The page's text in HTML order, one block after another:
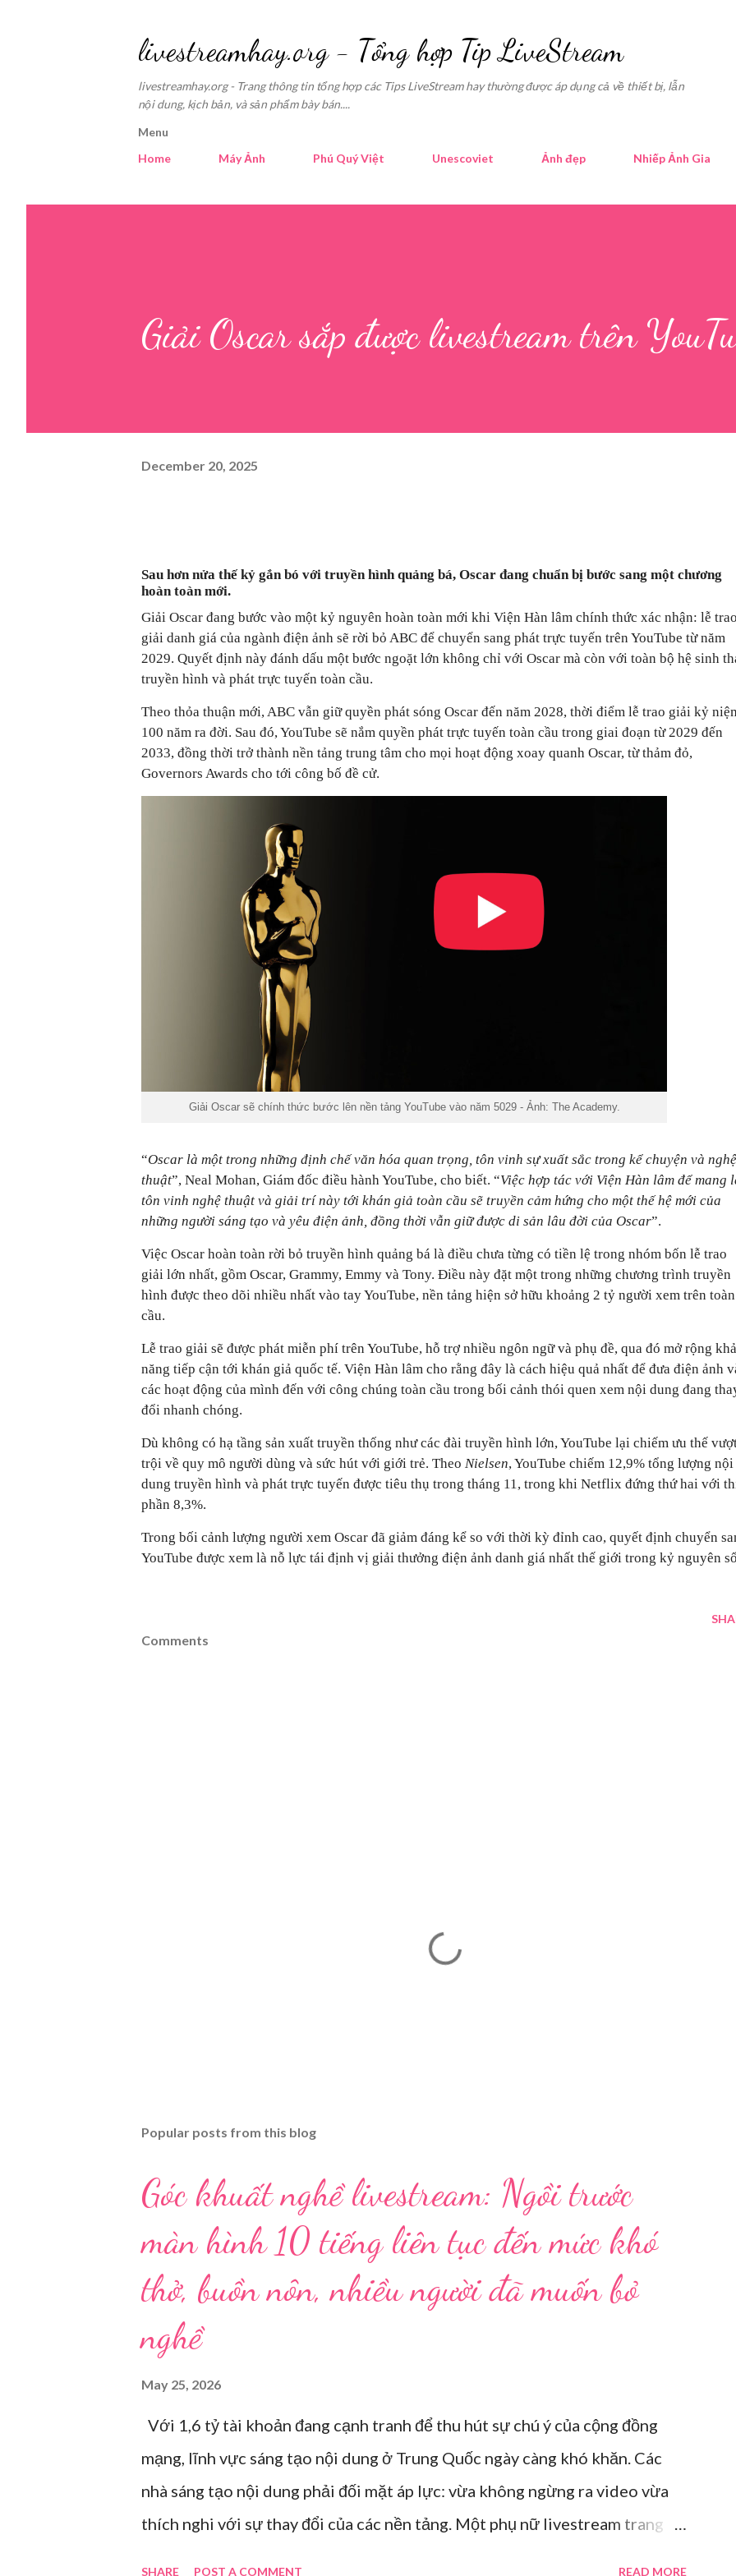
livestreamhay.org - Tổng hợp Tip LiveStream
livestreamhay.org - Trang thông tin tổng hợp các Tips LiveStream hay thường được áp dụng cả về thiết bị, lẫn
nội dung, kịch bản, và sản phẩm bày bán....
Menu
Home
Máy Ảnh Phú Quý Việt Unescoviet Ảnh đẹp Nhiếp Ảnh Gia
Giải Oscar sắp được livestream trên
December 20, 2025
Sau hơn nửa thế kỷ gắn bó với truyền hình quảng bá, Oscar đang chuẩn bị bước sang một chương
hoàn toàn mới.
Giải Oscar đang bước vào một kỷ nguyên hoàn toàn mới khi Viện Hàn lâm chính thức xác nhận: lễ trao
giải danh giá của ngành điện ảnh sẽ rời bỏ ABC để chuyển sang phát trực tuyến trên YouTube từ năm
2029. Quyết định này đánh dấu một bước ngoặt lớn không chỉ với Oscar mà còn với toàn bộ hệ sinh
truyền hình và phát trực tuyến toàn cầu.
Theo thỏa thuận mới, ABC vẫn giữ quyền phát sóng Oscar đến năm 2028, thời điểm lễ trao giải kỷ
100 năm ra đời. Sau đó, YouTube sẽ nắm quyền phát trực tuyến toàn cầu trong giai đoạn từ 2029 đến
2033, đồng thời trở thành nền tảng trung tâm cho mọi hoạt động xoay quanh Oscar, từ thảm đỏ,
Governors Awards cho tới công bố đề cử.
Giải Oscar sẽ chính thức bước lên nền tảng YouTube vào năm 5029 - Ảnh: The Academy.
“Oscar là một trong những định chế văn hóa quan trọng, tôn vinh sự xuất sắc trong kể chuyện và nghệ
thuật”, Neal Mohan, Giám đốc điều hành YouTube, cho biết. “Việc hợp tác với Viện Hàn lâm để mang
tôn vinh nghệ thuật và giải trí này tới khán giả toàn cầu sẽ truyền cảm hứng cho một thế hệ mới của
những người sáng tạo và yêu điện ảnh, đồng thời vẫn giữ được di sản lâu đời của Oscar”.
Việc Oscar hoàn toàn rời bỏ truyền hình quảng bá là điều chưa từng có tiền lệ trong nhóm bốn lễ trao
giải lớn nhất, gồm Oscar, Grammy, Emmy và Tony. Điều này đặt một trong những chương trình truyền
hình được theo dõi nhiều nhất vào tay YouTube, nền tảng hiện sở hữu khoảng 2 tỷ người xem trên toàn
cầu.
Lễ trao giải sẽ được phát miễn phí trên YouTube, hỗ trợ nhiều ngôn ngữ và phụ đề, qua đó mở rộng khả
năng tiếp cận tới khán giả quốc tế. Viện Hàn lâm cho rằng đây là cách hiệu quả nhất để đưa điện ảnh
các hoạt động của mình đến với công chúng toàn cầu trong bối cảnh thói quen xem nội dung đang
đổi nhanh chóng.
Dù không có hạ tầng sản xuất truyền thống như các đài truyền hình lớn, YouTube lại chiếm ưu thế
trội về quy mô người dùng và sức hút với giới trẻ. Theo Nielsen, YouTube chiếm 12,9% tổng lượng nội
dung truyền hình và phát trực tuyến được tiêu thụ trong tháng 11, trong khi Netflix đứng thứ hai với
phần 8,3%.
Trong bối cảnh lượng người xem Oscar đã giảm đáng kể so với thời kỳ đỉnh cao, quyết định chuyển
YouTube được xem là nỗ lực tái định vị giải thưởng điện ảnh danh giá nhất thế giới trong kỷ nguyên
Comments
Popular posts from this blog
Góc khuất nghề livestream: Ngồi trước
màn hình 10 tiếng liên tục đến mức khó
thở, buồn nôn, nhiều người đã muốn bỏ
nghề
May 25, 2026
Với 1,6 tỷ tài khoản đang cạnh tranh để thu hút sự chú ý của cộng đồng
mạng, lĩnh vực sáng tạo nội dung ở Trung Quốc ngày càng khó khăn. Các
nhà sáng tạo nội dung phải đối mặt áp lực: vừa không ngừng ra video vừa
thích nghi với sự thay đổi của các nền tảng. Một phụ nữ livestream trang
SHARE POST A COMMENT READ MORE